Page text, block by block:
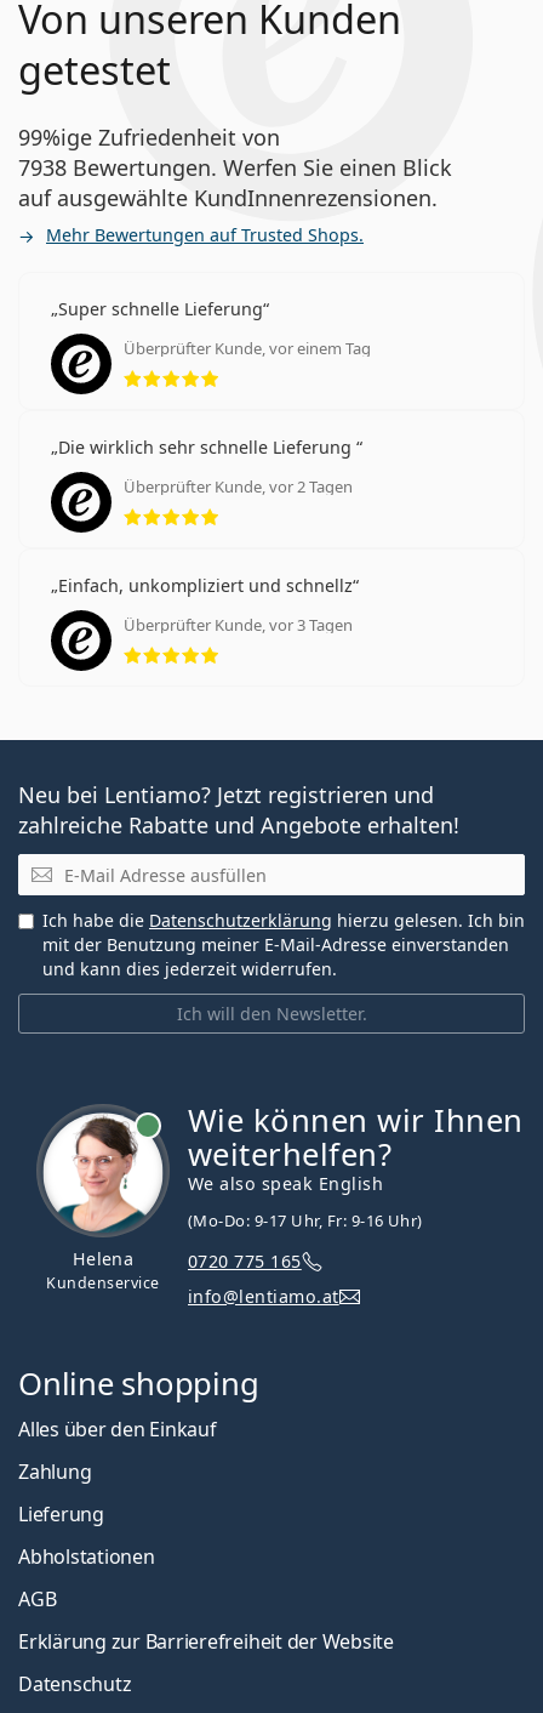
Von unseren Kunden
getestet
99%ige Zufriedenheit von
7938 Bewertungen. Werfen Sie einen Blick
auf ausgewählte KundInnenrezensionen.
Mehr Bewertungen auf Trusted Shops.
Super schnelle Lieferung
Überprüfter Kunde, vor einem Tag
Bewertung 5 aus 5
Die wirklich sehr schnelle Lieferung
Überprüfter Kunde, vor 2 Tagen
Bewertung 5 aus 5
Einfach, unkompliziert und schnellz
Überprüfter Kunde, vor 3 Tagen
Bewertung 5 aus 5
Neu bei Lentiamo? Jetzt registrieren und
zahlreiche Rabatte und Angebote erhalten!
E-Mail
Ich will den Newsletter.
Ich habe die Datenschutzerklärung hierzu gelesen. Ich bin
mit der Benutzung meiner E-Mail-Adresse einverstanden
und kann dies jederzeit widerrufen.
Helena
Kundenservice
Wie können wir Ihnen
weiterhelfen?
We also speak English
(Mo-Do: 9-17 Uhr, Fr: 9-16 Uhr)
0720 775 165
info@lentiamo.at
Online shopping
Alles über den Einkauf
Zahlung
Lieferung
Abholstationen
AGB
Erklärung zur Barrierefreiheit der Website
Datenschutz